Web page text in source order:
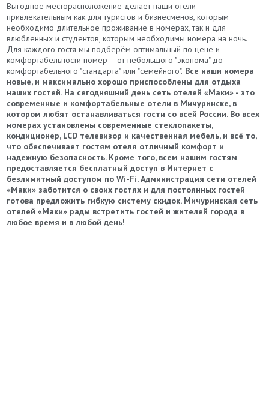
Выгодное месторасположение делает наши отели
привлекательным как для туристов и бизнесменов, которым
необходимо длительное проживание в номерах, так и для
влюбленных и студентов, которым необходимы номера на ночь.
Для каждого гостя мы подберём оптимальный по цене и
комфортабельности номер – от небольшого "эконома" до
комфортабельного "стандарта" или "семейного". Все наши номера
новые, и максимально хорошо приспособлены для отдыха
наших гостей. На сегодняшний день сеть отелей «Маки» - это
современные и комфортабельные отели в Мичуринске, в
котором любят останавливаться гости со всей России. Во всех
номерах установлены современные стеклопакеты,
кондиционер, LCD телевизор и качественная мебель, и всё то,
что обеспечивает гостям отеля отличный комфорт и
надежную безопасность. Кроме того, всем нашим гостям
предоставляется бесплатный доступ в Интернет с
безлимитный доступом по Wi-Fi. Администрация сети отелей
«Маки» заботится о своих гостях и для постоянных гостей
готова предложить гибкую систему скидок. Мичуринская сеть
отелей «Маки» рады встретить гостей и жителей города в
любое время и в любой день!